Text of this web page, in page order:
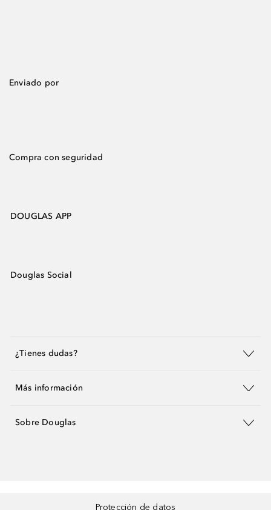
Enviado por
Compra con seguridad
DOUGLAS APP
Douglas Social
¿Tienes dudas?
Más información
Sobre Douglas
Protección de datos